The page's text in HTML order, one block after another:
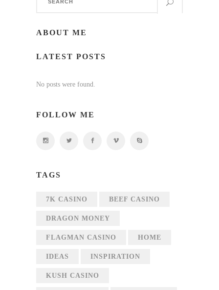
ABOUT ME
LATEST POSTS
No posts were found.
FOLLOW ME
TAGS
7K CASINO BEEF CASINO
DRAGON MONEY
FLAGMAN CASINO HOME
IDEAS INSPIRATION
KUSH CASINO